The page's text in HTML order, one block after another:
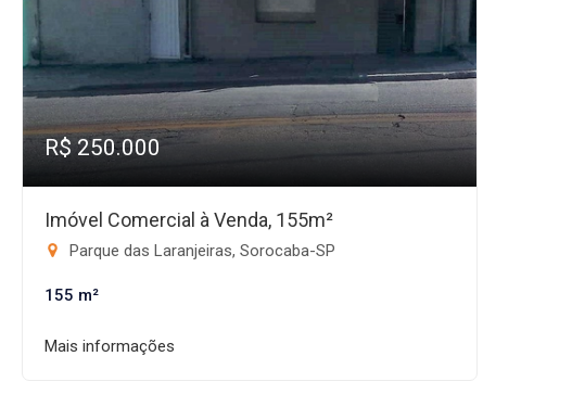
R$ 250.000
Imóvel Comercial à Venda, 155m²
Parque das Laranjeiras, Sorocaba-SP
155 m²
Mais informações